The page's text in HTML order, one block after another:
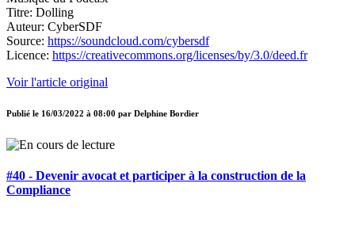
Titre: Dolling
Auteur: CyberSDF
Source: https://soundcloud.com/cybersdf
Licence: https://creativecommons.org/licenses/by/3.0/deed.fr
Voir l'article original
Publié le 16/03/2022 à 08:00 par Delphine Bordier
#40 - Devenir avocat et participer à la construction de la
Compliance